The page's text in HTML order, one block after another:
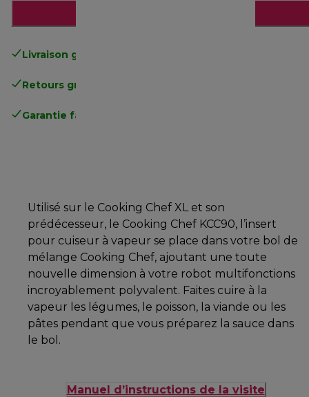
Livraison gratuite
Retours gratuits
Garantie fabricant complète
Utilisé sur le Cooking Chef XL et son
prédécesseur, le Cooking Chef KCC90, l’insert
pour cuiseur à vapeur se place dans votre bol de
mélange Cooking Chef, ajoutant une toute
nouvelle dimension à votre robot multifonctions
incroyablement polyvalent. Faites cuire à la
vapeur les légumes, le poisson, la viande ou les
pâtes pendant que vous préparez la sauce dans
le bol.
Manuel d’instructions de la visite